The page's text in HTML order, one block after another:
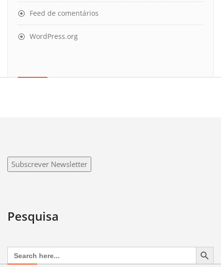
Feed de comentários
WordPress.org
Subscrever Newsletter
Pesquisa
Search
for:
Search Button